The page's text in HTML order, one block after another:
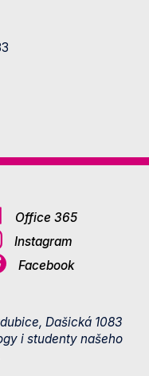
Office 365
Instagram
Facebook
Dašická 1083
i studenty našeho